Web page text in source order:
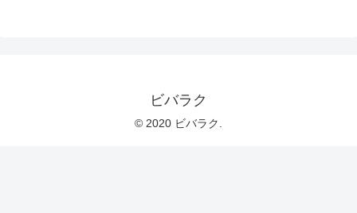
ビバラク
© 2020 ビバラク.